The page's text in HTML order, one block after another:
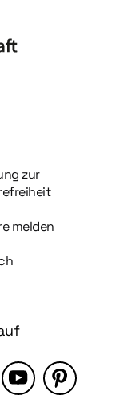
und Service
zur
melden